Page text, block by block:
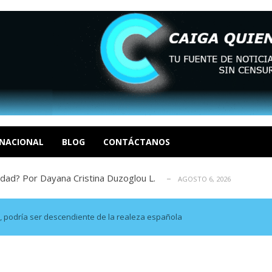
BLOG CONTÁCTANOS
apagones y promesas incumplidas... AGOSTO 6, 2026
de derechos humanos en el Minister... AGOSTO 6, 2026
un mercado impulsado por el auge de...
costo del colapso eléctrico en...
Por Dayana Cristina Duzoglou L. AGOSTO 6, 2026
apagones y promesas incumplidas... AGOSTO 6, 2026
de derechos humanos en el Minister...
un mercado impulsado por el auge de... AGOSTO 6, 2026
costo del colapso eléctrico en...
podría ser descendiente de la realeza española